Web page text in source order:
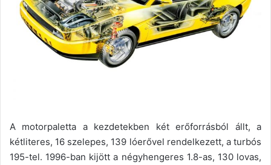
A motorpaletta a kezdetekben két erőforrásból állt, a
kétliteres, 16 szelepes, 139 lóerővel rendelkezett, a turbós
195-tel. 1996-ban kijött a négyhengeres 1.8-as, 130 lovas,